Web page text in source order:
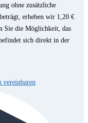
ohne zusätzliche
erheben wir 1,20 €
Sie die Möglichkeit, das
sich direkt in der